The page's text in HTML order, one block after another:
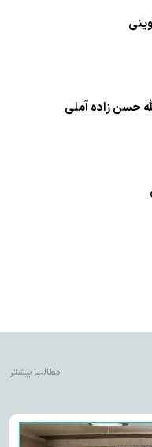
حسن زاده آملى
مطالب بیشتر